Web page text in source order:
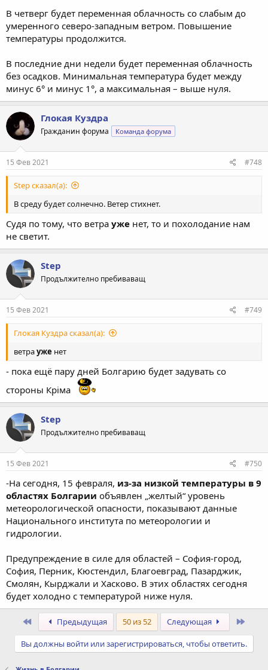
В четверг будет переменная облачность со слабым до
умеренного северо-западным ветром. Повышение
температуры продолжится.
В последние дни недели будет переменная облачность
без осадков. Минимальная температура будет между
минус 6° и минус 1°, а максимальная – выше нуля.
Глокая Куздра
Гражданин форума Команда форума
15 Фев 2021 #748
Step сказал(а):
В среду будет солнечно. Ветер стихнет.
Судя по тому, что ветра уже нет, то и похолодание нам
не светит.
Step
Продължително пребиваващ
15 Фев 2021 #749
Глокая Куздра сказал(а):
ветрауже нет
- пока ещё пару дней Болгарию будет задувать со
стороны Крiма
Step
Продължително пребиваващ
15 Фев 2021 #750
-На сегодня, 15 февраля, из-за низкой температуры в 9
областях Болгарии объявлен „желтый“ уровень
метеорологической опасности, показывают данные
Национального института по метеорологии и
гидрологии.
Предупреждение в силе для областей – София-город,
София, Перник, Кюстендил, Благоевград, Пазарджик,
Смолян, Кырджали и Хасково. В этих областях сегодня
будет холодно с температурой ниже нуля.
ПервыйПредыдущая 50 из 52 Следующая
Вы должны войти или зарегистрироваться, чтобы ответить.